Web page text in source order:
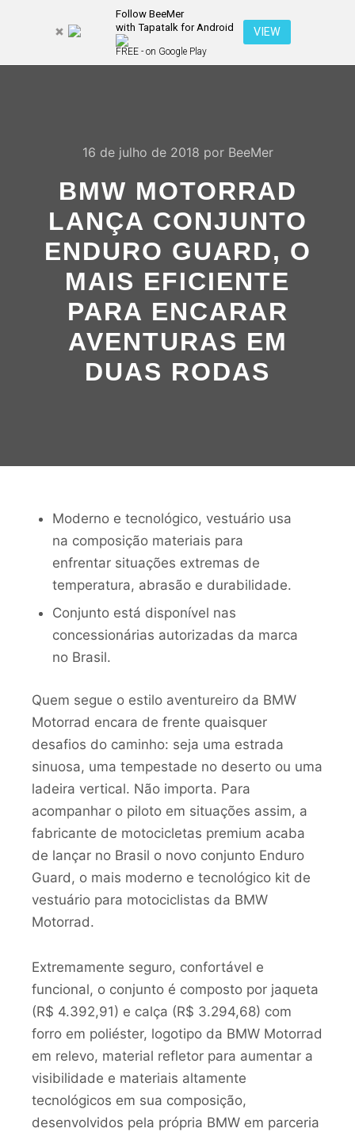
Follow BeeMer
with Tapatalk for Android
FREE - on Google Play
VIEW
16 de julho de 2018 por BeeMer
BMW MOTORRAD
LANÇA CONJUNTO
ENDURO GUARD, O
MAIS EFICIENTE
PARA ENCARAR
AVENTURAS EM
DUAS RODAS
Moderno e tecnológico, vestuário usa
na composição materiais para
enfrentar situações extremas de
temperatura, abrasão e durabilidade.
Conjunto está disponível nas
concessionárias autorizadas da marca
no Brasil.
Quem segue o estilo aventureiro da BMW
Motorrad encara de frente quaisquer
desafios do caminho: seja uma estrada
sinuosa, uma tempestade no deserto ou uma
ladeira vertical. Não importa. Para
acompanhar o piloto em situações assim, a
fabricante de motocicletas premium acaba
de lançar no Brasil o novo conjunto Enduro
Guard, o mais moderno e tecnológico kit de
vestuário para motociclistas da BMW
Motorrad.
Extremamente seguro, confortável e
funcional, o conjunto é composto por jaqueta
(R$ 4.392,91) e calça (R$ 3.294,68) com
forro em poliéster, logotipo da BMW Motorrad
em relevo, material refletor para aumentar a
visibilidade e materiais altamente
tecnológicos em sua composição,
desenvolvidos pela própria BMW em parceria